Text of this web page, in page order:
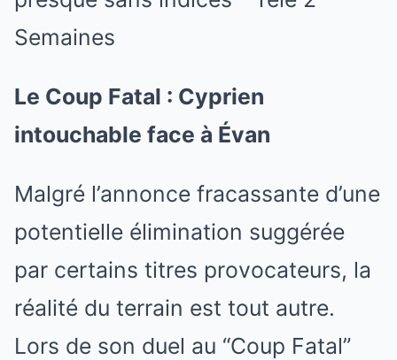
Le Coup Fatal : Cyprien
intouchable face à Évan
Malgré l’annonce fracassante d’une
potentielle élimination suggérée
par certains titres provocateurs, la
réalité du terrain est tout autre.
Lors de son duel au “Coup Fatal”